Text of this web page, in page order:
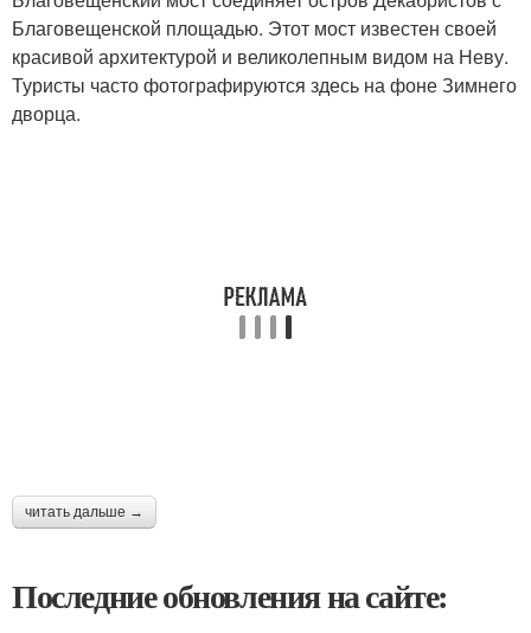
Благовещенской площадью. Этот мост известен своей
красивой архитектурой и великолепным видом на Неву.
Туристы часто фотографируются здесь на фоне Зимнего
дворца.
читать дальше →
Последние обновления на сайте: